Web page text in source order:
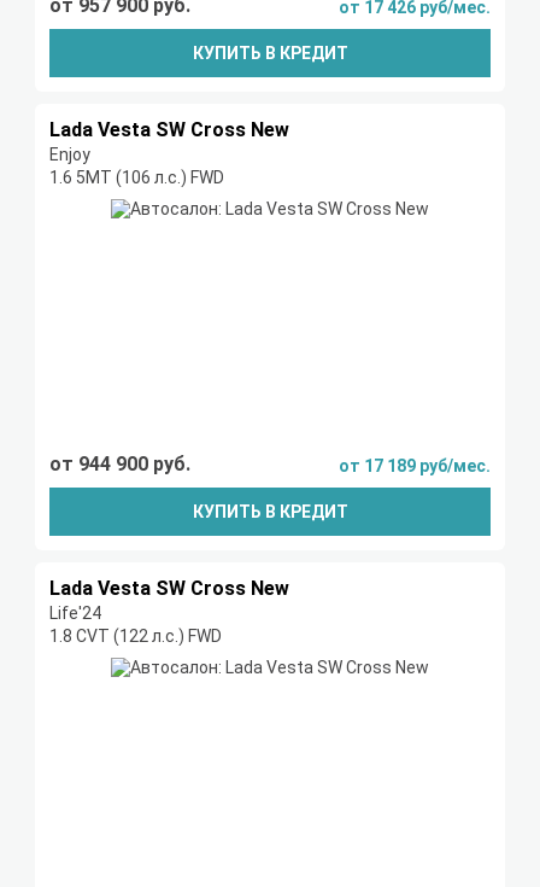
от 957 900 руб. от 17 426 руб/мес.
КУПИТЬ В КРЕДИТ
Lada Vesta SW Cross New
Enjoy
1.6 5MT (106 л.с.) FWD
от 944 900 руб. от 17 189 руб/мес.
КУПИТЬ В КРЕДИТ
Lada Vesta SW Cross New
Life'24
1.8 CVT (122 л.с.) FWD